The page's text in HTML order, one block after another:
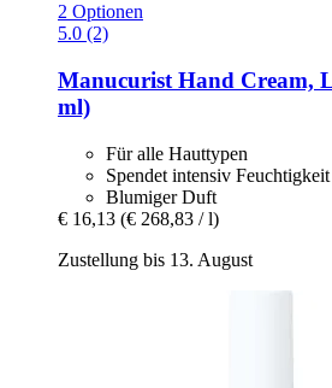
2 Optionen
5.0 (2)
Manucurist Hand Cream,
ml)
Für alle Hauttypen
Spendet intensiv Feuchtigkeit
Blumiger Duft
€ 16,13 (€ 268,83 / l)
Zustellung bis 13. August